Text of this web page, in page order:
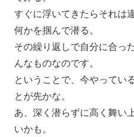
すぐに浮いてきたらそれは違
何かを掴んで潜る。
その繰り返しで自分に合っ
んなものなのです。
ということで、 今やってい
とが先かな。
あ、深く潜らずに高く舞い
いかも。